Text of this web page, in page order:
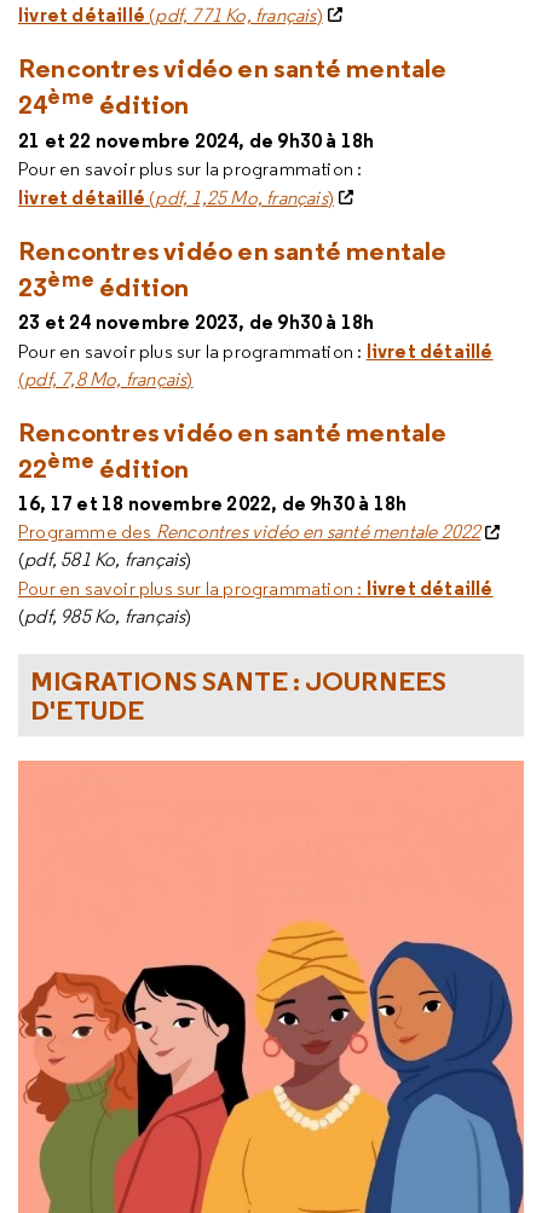
livret détaillé (pdf, 771 Ko, français)
Rencontres vidéo en santé mentale
24ème édition
21 et 22 novembre 2024, de 9h30 à 18h
Pour en savoir plus sur la programmation :
livret détaillé (pdf, 1,25 Mo, français)
Rencontres vidéo en santé mentale
23ème édition
23 et 24 novembre 2023, de 9h30 à 18h
Pour en savoir plus sur la programmation : livret détaillé
(pdf, 7,8 Mo, français)
Rencontres vidéo en santé mentale
22ème édition
16, 17 et 18 novembre 2022, de 9h30 à 18h
Programme des Rencontres vidéo en santé mentale 2022
(pdf, 581 Ko, français)
Pour en savoir plus sur la programmation : livret détaillé
(pdf, 985 Ko, français)
MIGRATIONS SANTE : JOURNEES
D'ETUDE